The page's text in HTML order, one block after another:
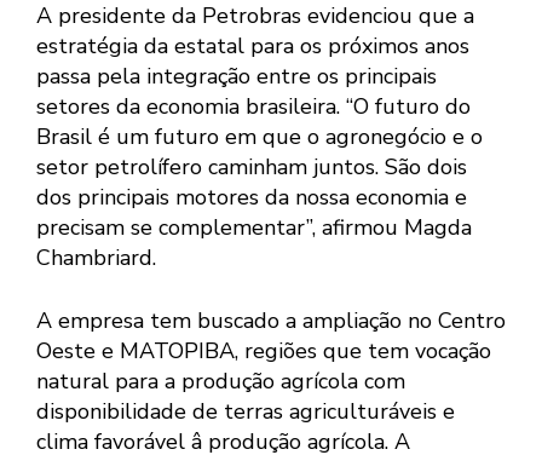
A presidente da Petrobras evidenciou que a
estratégia da estatal para os próximos anos
passa pela integração entre os principais
setores da economia brasileira. “O futuro do
Brasil é um futuro em que o agronegócio e o
setor petrolífero caminham juntos. São dois
dos principais motores da nossa economia e
precisam se complementar”, afirmou Magda
Chambriard.
A empresa tem buscado a ampliação no Centro
Oeste e MATOPIBA, regiões que tem vocação
natural para a produção agrícola com
disponibilidade de terras agriculturáveis e
clima favorável â produção agrícola. A